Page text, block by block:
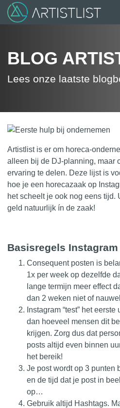
BLOG
Lees onze laatste
Artistlistis er om horeca-
alleen bij de DJ-planning, maar
ervaring te delen. Deze lijst is
hoe je een horecazaak op
het scheelt je ook nog eens tijd.
geld natuurlijk ín de zaak!
Basisregels Instagram
Consequent posten is
1x per week op dezelfde
lange termijn meer effect
dan 2 weken niet of
Instagram “test” het
dan hoeveel mensen dit
krijgen. Zorg dus dat
posts altijd even binnen
het bereik!
Je post wordt op 3 punten
en de tijd dat je post in
op…
Gebruik altijd Hashtags.